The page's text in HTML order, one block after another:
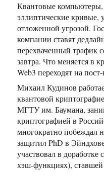
Квантовые
эллиптические кривые,
отложенной угрозой.
компании ставят
перехваченный трафик
завтра. Что меняется в
Web3 переходят на
Михаил Кудинов
квантовой
МГТУ им. Баумана,
криптографией в
многократно побеждал
защитил PhD в
участвовал в
хэш-функциях),